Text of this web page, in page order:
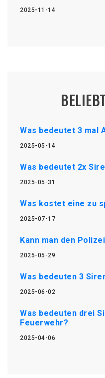
2025-11-14
Was bedeutet 3 mal
2025-05-14
Was bedeutet 2x
2025-05-31
Was kostet eine zu
2025-07-17
Kann man den
2025-05-29
Was bedeuten 3
2025-06-02
Was bedeuten drei
Feuerwehr?
2025-04-06